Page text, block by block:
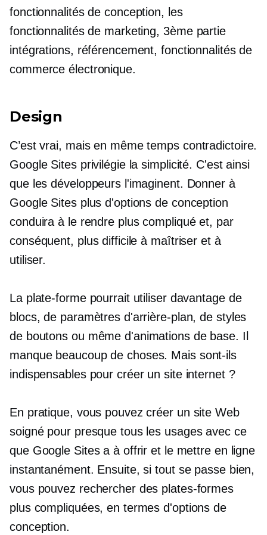
fonctionnalités de conception, les
fonctionnalités de marketing, 3ème partie
intégrations, référencement, fonctionnalités de
commerce électronique.
Design
C’est vrai, mais en même temps contradictoire.
Google Sites privilégie la simplicité. C'est ainsi
que les développeurs l'imaginent. Donner à
Google Sites plus d'options de conception
conduira à le rendre plus compliqué et, par
conséquent, plus difficile à maîtriser et à
utiliser.
La plate-forme pourrait utiliser davantage de
blocs, de paramètres d'arrière-plan, de styles
de boutons ou même d'animations de base. Il
manque beaucoup de choses. Mais sont-ils
indispensables pour créer un site internet ?
En pratique, vous pouvez créer un site Web
soigné pour presque tous les usages avec ce
que Google Sites a à offrir et le mettre en ligne
instantanément. Ensuite, si tout se passe bien,
vous pouvez rechercher des plates-formes
plus compliquées, en termes d'options de
conception.